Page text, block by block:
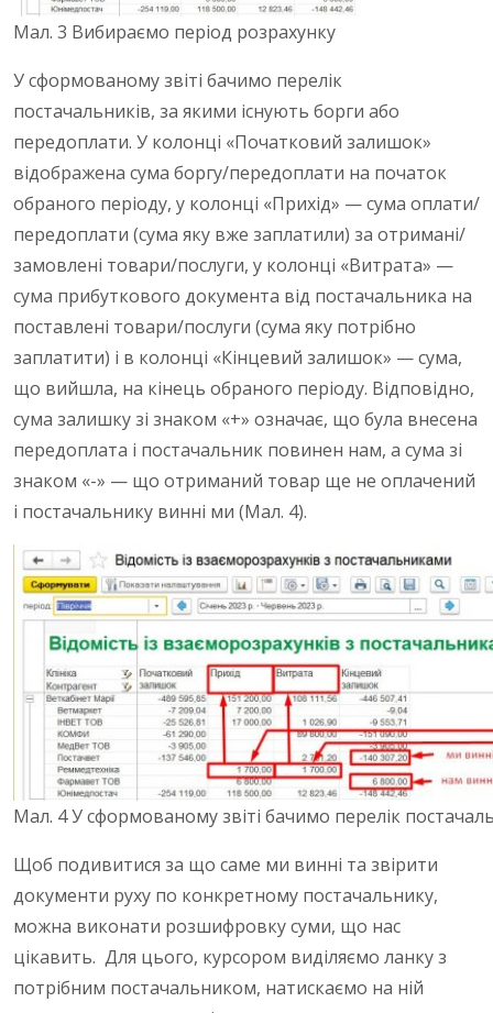
Мал. 3 Вибираємо період розрахунку
У сформованому звіті бачимо перелік
постачальників, за якими існують борги або
передоплати. У колонці «Початковий залишок»
відображена сума боргу/передоплати на початок
обраного періоду, у колонці «Прихід» — сума оплати/
передоплати (сума яку вже заплатили) за отримані/
замовлені товари/послуги, у колонці «Витрата» —
сума прибуткового документа від постачальника на
поставлені товари/послуги (сума яку потрібно
заплатити) і в колонці «Кінцевий залишок» — сума,
що вийшла, на кінець обраного періоду. Відповідно,
сума залишку зі знаком «+» означає, що була внесена
передоплата і постачальник повинен нам, а сума зі
знаком «-» — що отриманий товар ще не оплачений
і постачальнику винні ми (Мал. 4).
Мал. 4 У сформованому звіті бачимо перелік
Щоб подивитися за що саме ми винні та звірити
документи руху по конкретному постачальнику,
можна виконати розшифровку суми, що нас
цікавить. Для цього, курсором виділяємо ланку з
потрібним постачальником, натискаємо на ній